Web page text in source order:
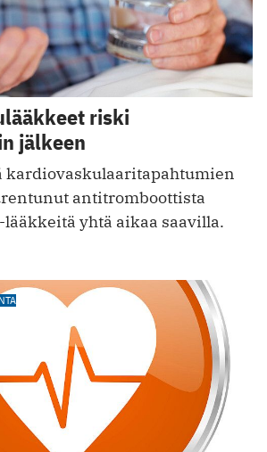
riski
jälkeen
kardiovaskulaaritapahtumien
antitromboottista
lääkkeitä yhtä aikaa saavilla.